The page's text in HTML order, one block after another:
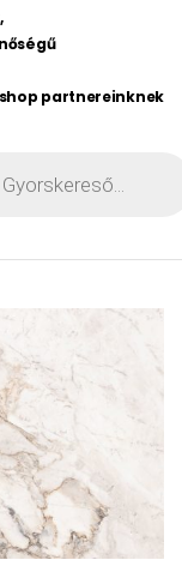
partnereinknek